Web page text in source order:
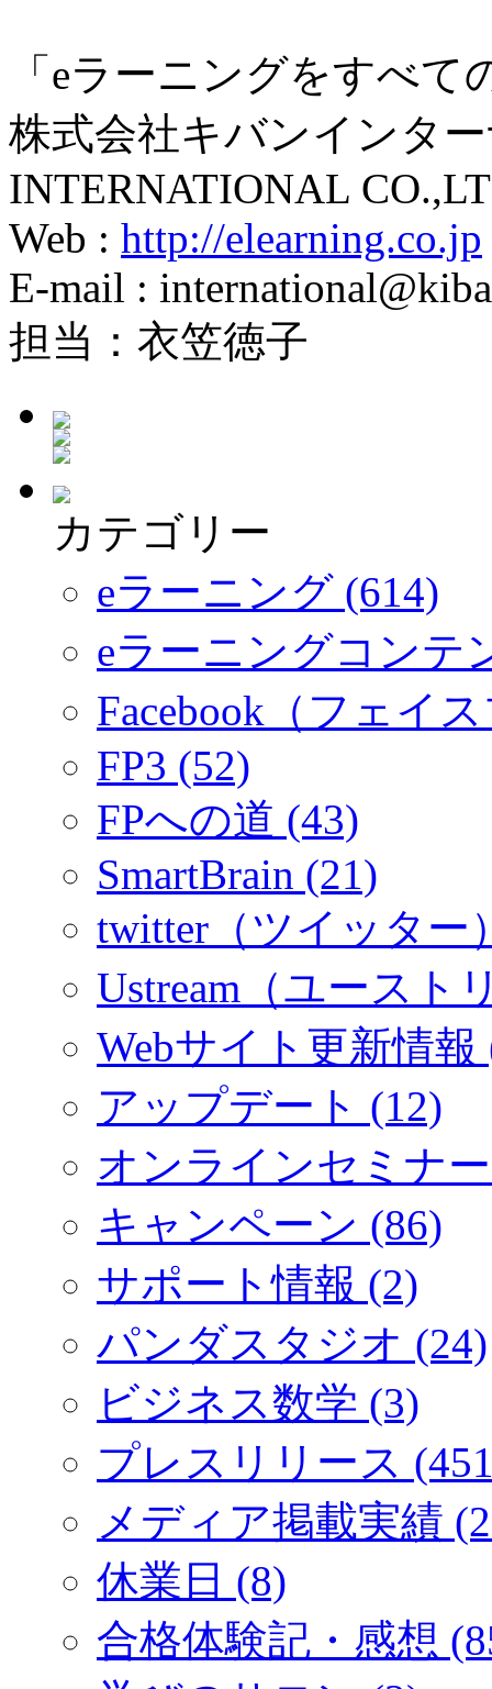
「eラーニングをすべて
株式会社キバンインタ
INTERNATIONAL
Web : http://elearning.co.jp
E-mail :
担当：衣笠徳子
カテゴリー
eラーニング (614)
eラーニングコンテ
Facebook（フェイ
FP3 (52)
FPへの道 (43)
SmartBrain (21)
twitter（ツイッター
Ustream（ユースト
Webサイト更新情報
アップデート (12)
オンラインセミナ
キャンペーン (86)
サポート情報 (2)
パンダスタジオ (24)
ビジネス数学 (3)
プレスリリース
メディア掲載実績
休業日 (8)
合格体験記・感想